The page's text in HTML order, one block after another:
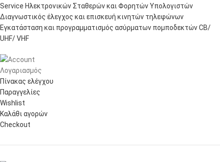
Service Ηλεκτρονικών Σταθερών και Φορητών Υπολογιστών
Διαγνωστικός έλεγχος και επισκευή κινητών τηλεφώνων
Εγκατάσταση και προγραμματισμός ασύρματων πομποδεκτών CB/
UHF/ VHF
Λογαριασμός
Πίνακας ελέγχου
Παραγγελίες
Wishlist
Καλάθι αγορών
Checkout